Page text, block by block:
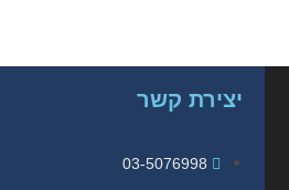
יצירת קשר
03-5076998